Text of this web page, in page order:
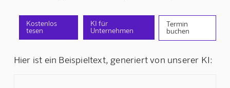
Kostenlos
tesen
KI für
Unternehmen
Termin
buchen
Hier ist ein Beispieltext, generiert von unserer KI: